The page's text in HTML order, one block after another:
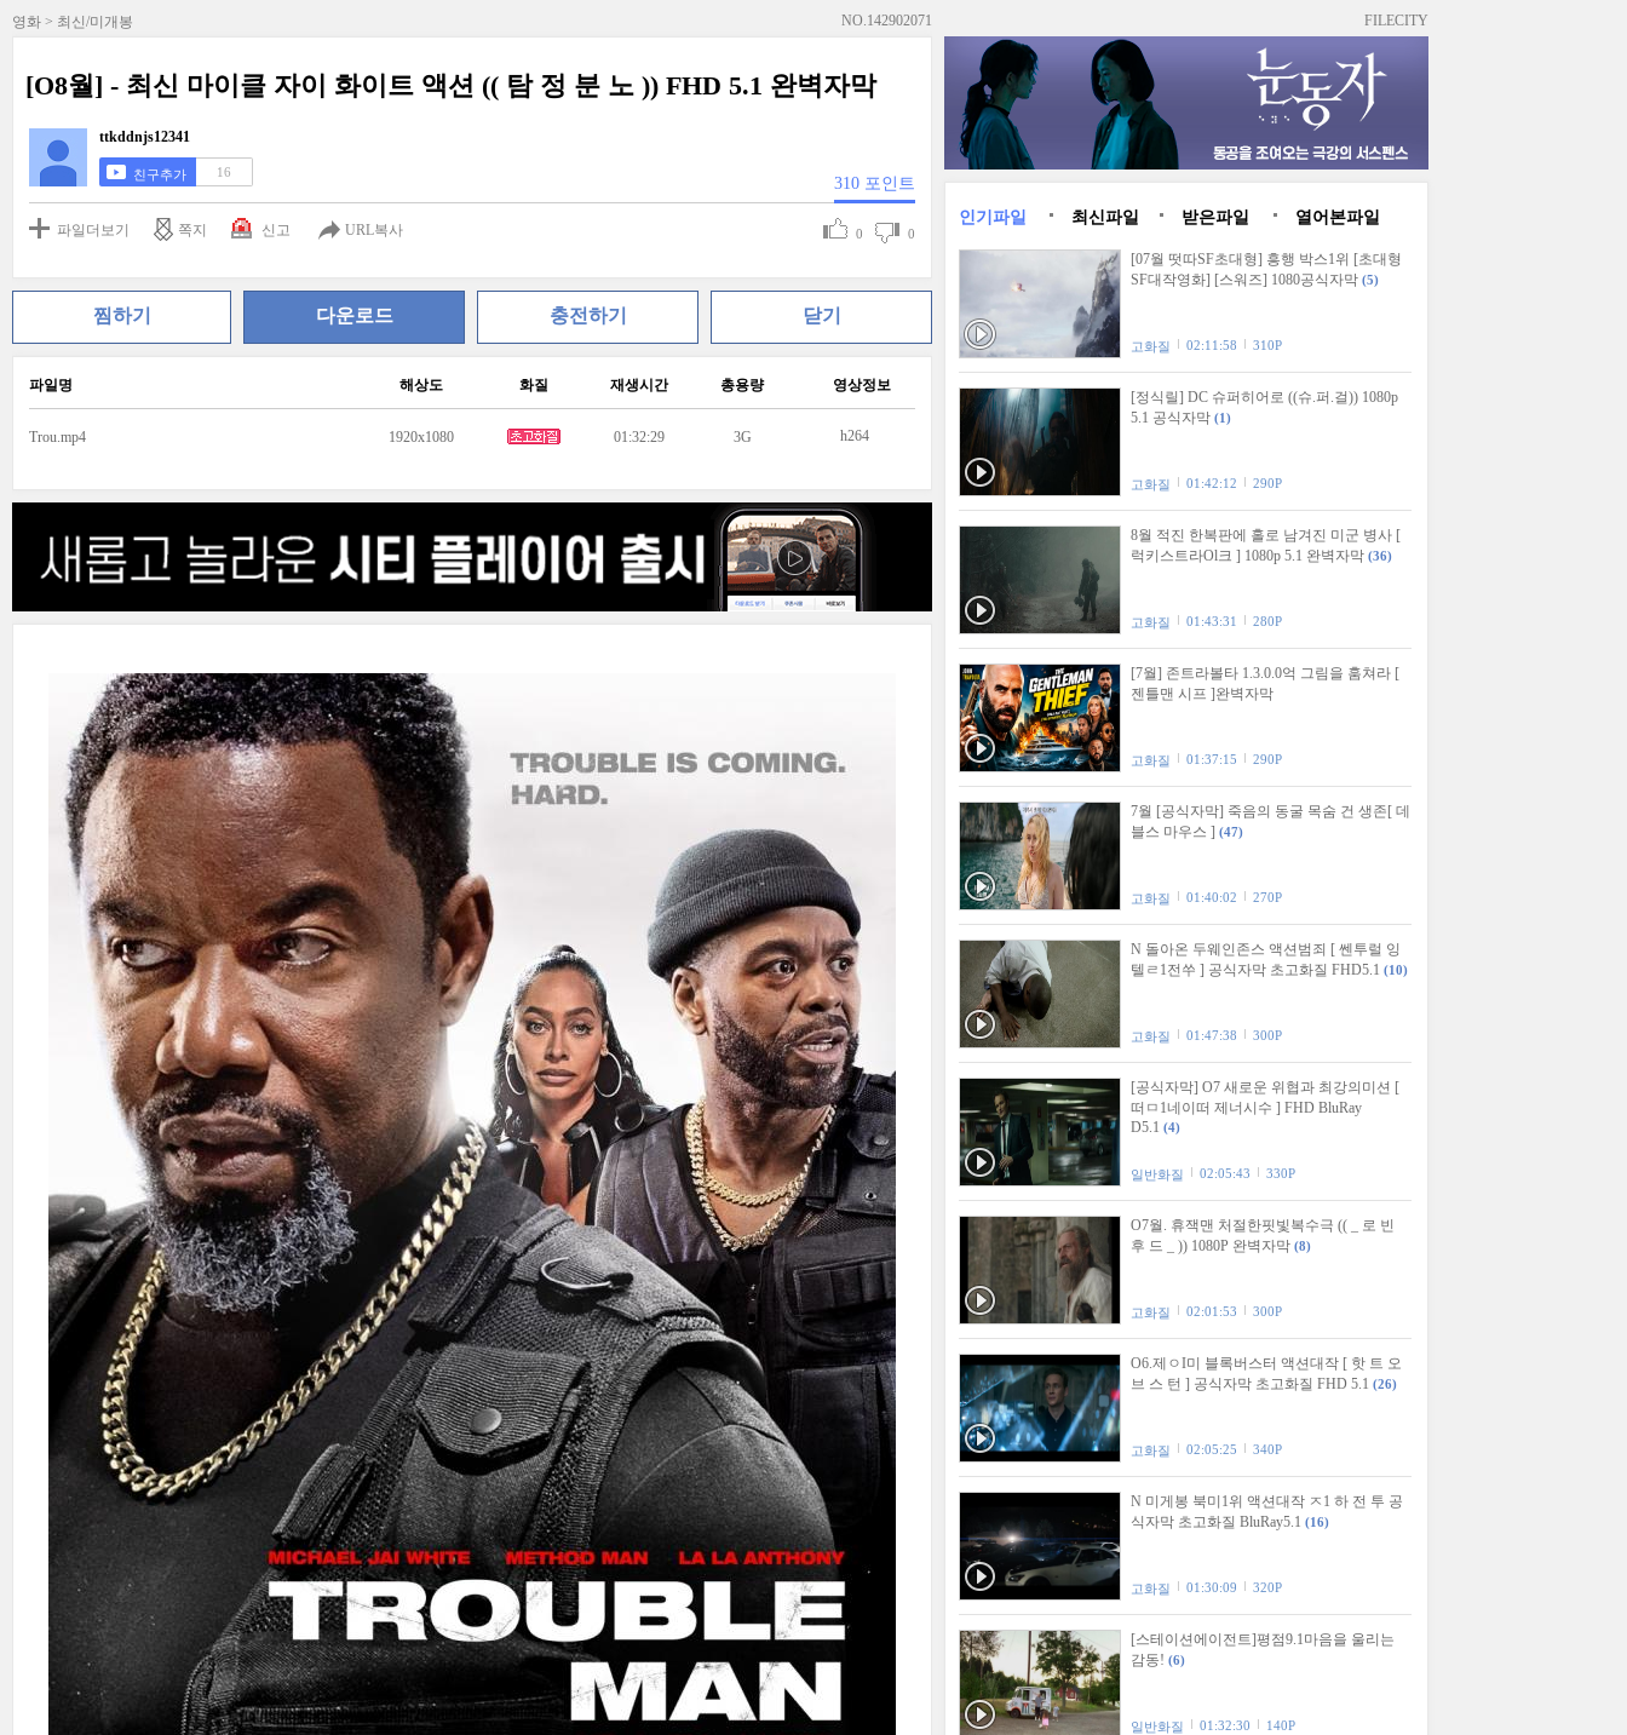
영화 > 최신/미개봉 NO.142902071
[O8월] - 최신 마이클 자이 화이트 액션 (( 탐 정 분 노 )) FHD 5.1 완벽자막
ttkddnjs12341
친구추가 16
310 포인트
파일더보기 쪽지 신고 URL복사 0 0
찜하기 다운로드 충전하기 닫기
파일명 해상도 화질 재생시간 총용량 영상정보
Trou.mp4 1920x1080 01:32:29 3G h264
FILECITY
인기파일 최신파일 받은파일 열어본파일
[07월 떳따SF초대형] 흥행 박스1위 [초대형
SF대작영화] [스워즈] 1080공식자막 (5)
고화질 02:11:58 310P
[정식릴] DC 슈퍼히어로 ((슈.퍼.걸)) 1080p
5.1 공식자막 (1)
고화질 01:42:12 290P
8월 적진 한복판에 홀로 남겨진 미군 병사 [
럭키스트라Ol크 ] 1080p 5.1 완벽자막 (36)
고화질 01:43:31 280P
[7월] 존트라볼타 1.3.0.0억 그림을 훔쳐라 [
젠틀맨 시프 ]완벽자막
고화질 01:37:15 290P
7월 [공식자막] 죽음의 동굴 목숨 건 생존[ 데
블스 마우스 ] (47)
고화질 01:40:02 270P
N 돌아온 두웨인존스 액션범죄 [ 쎈투럴 잉
텔ㄹ1전쑤 ] 공식자막 초고화질 FHD5.1 (10)
고화질 01:47:38 300P
[공식자막] O7 새로운 위협과 최강의미션 [
떠ㅁ1네이떠 제너시수 ] FHD BluRay
D5.1 (4)
일반화질 02:05:43 330P
O7월. 휴잭맨 처절한핏빛복수극 (( _ 로 빈
후 드 _ )) 1080P 완벽자막 (8)
고화질 02:01:53 300P
O6.제ㅇI미 블록버스터 액션대작 [ 핫 트 오
브 스 턴 ] 공식자막 초고화질 FHD 5.1 (26)
고화질 02:05:25 340P
N 미게봉 북미1위 액션대작 ㅈ1 하 전 투 공
식자막 초고화질 BluRay5.1 (16)
고화질 01:30:09 320P
[스테이션에이전트]평점9.1마음을 울리는
감동! (6)
일반화질 01:32:30 140P